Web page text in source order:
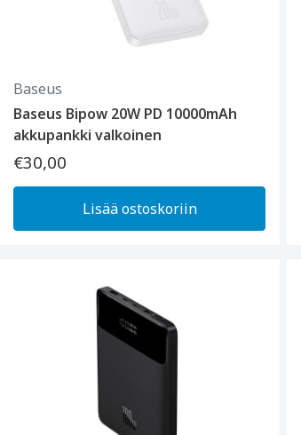
Baseus
Baseus Bipow 20W PD 10000mAh
akkupankki valkoinen
€30,00
Lisää ostoskoriin